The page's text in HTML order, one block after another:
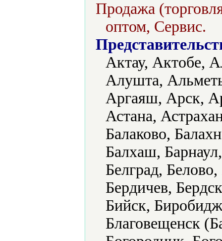
Продажа
оптом, Сервис.
Актау, Актобе,
Алушта,
Аргаяш, Арск,
Астана,
Балаково,
Балхаш,
Белград,
Бердичев,
Бийск,
Благовещенск